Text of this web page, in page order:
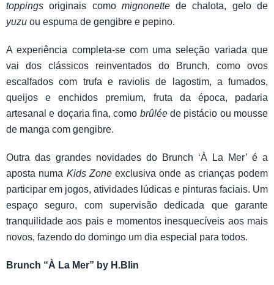
toppings originais como mignonettede chalota, gelo de
yuzu ou espuma de gengibre e pepino.
A experiência completa-se com uma seleção variada que
vai dos clássicos reinventados do Brunch, como ovos
escalfados com trufa e raviolis de lagostim, a fumados,
queijos e enchidos premium, fruta da época, padaria
artesanal e doçaria fina, como brûléede pistácio ou mousse
de manga com gengibre.
Outra das grandes novidades do Brunch ‘À La Mer’ é a
aposta numa Kids Zoneexclusiva onde as crianças podem
participar em jogos, atividades lúdicas e pinturas faciais. Um
espaço seguro, com supervisão dedicada que garante
tranquilidade aos pais e momentos inesquecíveis aos mais
novos, fazendo do domingo um dia especial para todos.
Brunch “À La Mer” by H.Blin